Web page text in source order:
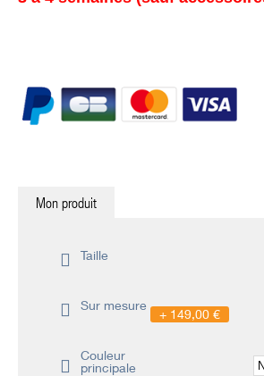
Mon produit
Taille
Sur mesure
149,00 €
Couleur
principale